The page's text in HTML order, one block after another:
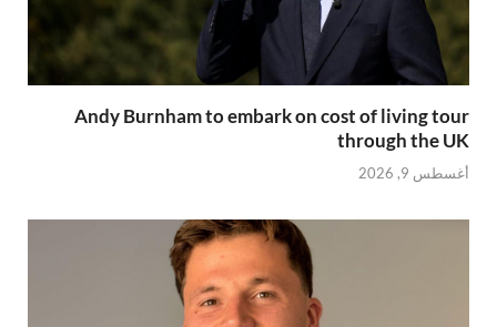
Andy Burnham to embark on cost of living tour
through the UK
أغسطس 9, 2026